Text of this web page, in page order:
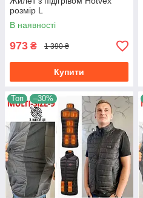
розмір L
В наявності
973 ₴ 1 390 ₴
Купити
Топ –30%